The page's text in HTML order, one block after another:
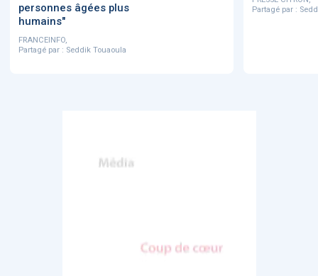
personnes âgées plus
humains"
FRANCEINFO,
Partagé par : Seddik Touaoula
Partagé par :